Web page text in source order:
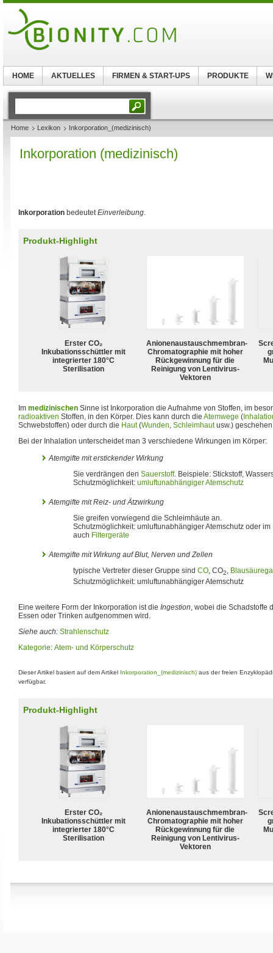
Home Lexikon Inkorporation_(medizinisch)
Inkorporation (medizinisch)
Inkorporation bedeutetEinverleibung.
Produkt-Highlight
Erster CO₂
Inkubationsschüttler mit
integrierter 180°C
Sterilisation
Anionenaustauschmembran-
Chromatographie mit hoher
Rückgewinnung für die
Reinigung von Lentivirus-
Vektoren
Im medizinischen Sinne ist Inkorporation die Aufnahme von Stoffen, im
radioaktiven Stoffen, in den Körper. Dies kann durch die Atemwege (
Schwebstoffen) oder durch die Haut(Wunden, Schleimhautusw.)
Bei der Inhalation unterscheidet man 3 verschiedene Wirkungen im Körper:
Atemgifte mit erstickender Wirkung
Sie verdrängen den Sauerstoff. Beispiele: Stickstoff,
Schutzmöglichkeit: umluftunabhängiger Atemschutz
Atemgifte mit Reiz- und Ätzwirkung
Sie greifen vorwiegend die Schleimhäute an.
Schutzmöglichkeit: umluftunabhängiger Atemschutz oder
auch Filtergeräte
Atemgifte mit Wirkung auf Blut, Nerven und Zellen
typische Vertreter dieser Gruppe sind CO, CO2,
Schutzmöglichkeit: umluftunabhängiger Atemschutz
Eine weitere Form der Inkorporation ist die Ingestion, wobei die Schadstoffe
Essen oder Trinken aufgenommen wird.
Siehe auch: Strahlenschutz
Kategorie: Atem- und Körperschutz
Dieser Artikel basiert auf dem Artikel Inkorporation_(medizinisch) aus der freien
verfügbar.
Produkt-Highlight
Erster CO₂
Inkubationsschüttler mit
integrierter 180°C
Sterilisation
Anionenaustauschmembran-
Chromatographie mit hoher
Rückgewinnung für die
Reinigung von Lentivirus-
Vektoren
HOME AKTUELLES FIRMEN & START-UPS PRODUKTE